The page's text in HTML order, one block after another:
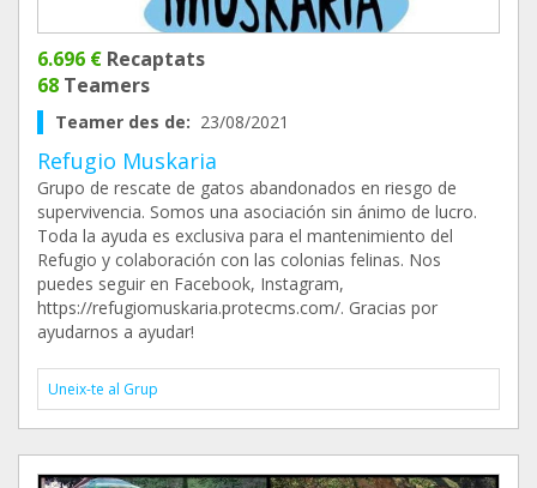
6.696 € Recaptats
68 Teamers
Teamer des de: 23/08/2021
Refugio Muskaria
Grupo de rescate de gatos abandonados en riesgo de
supervivencia. Somos una asociación sin ánimo de lucro.
Toda la ayuda es exclusiva para el mantenimiento del
Refugio y colaboración con las colonias felinas. Nos
puedes seguir en Facebook, Instagram,
https://refugiomuskaria.protecms.com/. Gracias por
ayudarnos a ayudar!
Uneix-te al Grup